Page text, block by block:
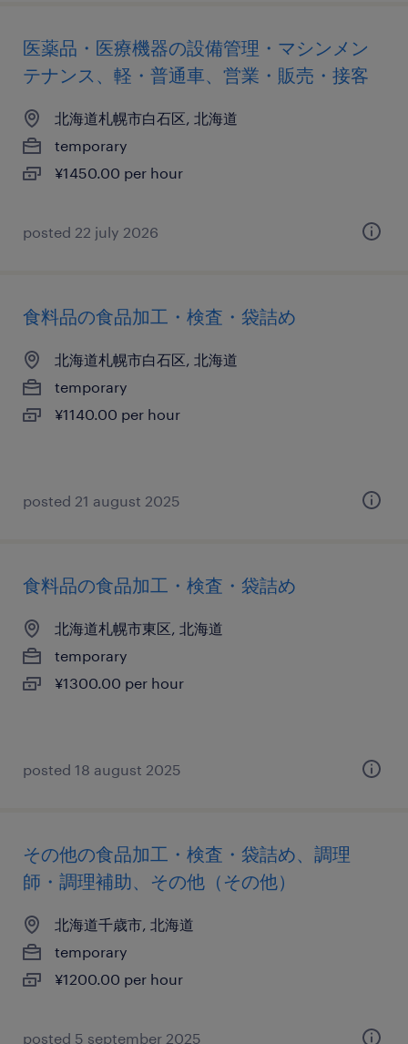
医薬品・医療機器の設備管理・マシンメン
テナンス、軽・普通車、営業・販売・接客
北海道札幌市白石区, 北海道
temporary
¥1450.00 per hour
posted 22 july 2026
食料品の食品加工・検査・袋詰め
北海道札幌市白石区, 北海道
temporary
¥1140.00 per hour
posted 21 august 2025
食料品の食品加工・検査・袋詰め
北海道札幌市東区, 北海道
temporary
¥1300.00 per hour
posted 18 august 2025
その他の食品加工・検査・袋詰め、調理
師・調理補助、その他（その他）
北海道千歳市, 北海道
temporary
¥1200.00 per hour
posted 5 september 2025